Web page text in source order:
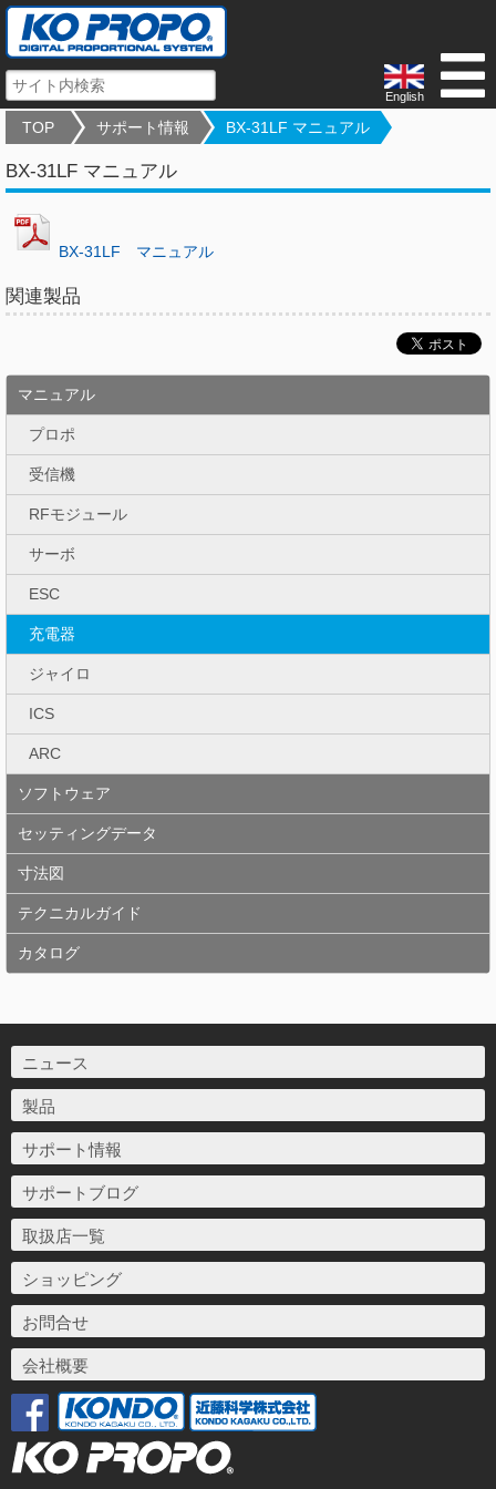
English
TOP サポート情報 BX-31LF マニュアル
BX-31LF マニュアル
BX-31LF マニュアル
関連製品
マニュアル
プロポ
受信機
RFモジュール
サーボ
ESC
充電器
ジャイロ
ICS
ARC
ソフトウェア
セッティングデータ
寸法図
テクニカルガイド
カタログ
ニュース
製品
サポート情報
サポートブログ
取扱店一覧
ショッピング
お問合せ
会社概要